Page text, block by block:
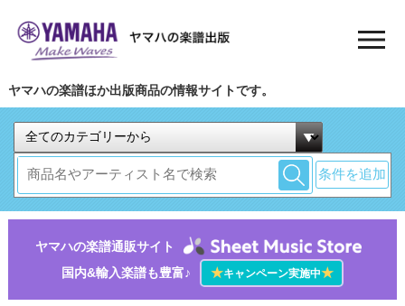
ヤマハの楽譜ほか出版商品の情報サイトです。
条件を追加
ヤマハの楽譜通販サイト
国内&輸入楽譜も豊富♪
★キャンペーン実施中★